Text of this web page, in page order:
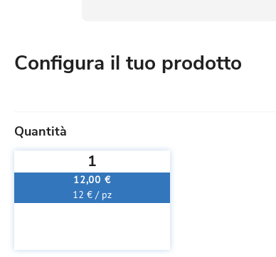
Configura il tuo prodotto
Quantità
1
12,00 €
12 € / pz